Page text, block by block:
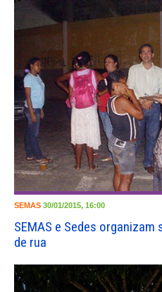
SEMAS 30/01/2015, 16:00
SEMAS e Sedes
de rua